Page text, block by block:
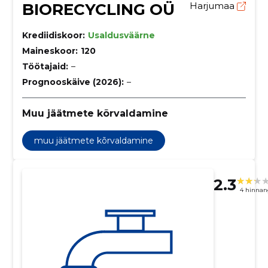
BIORECYCLING OÜ Harjumaa
Krediidiskoor: Usaldusväärne
Maineskoor: 120
Töötajaid: –
Prognooskäive (2026): –
Muu jäätmete kõrvaldamine
muu jäätmete kõrvaldamine
2.3 4